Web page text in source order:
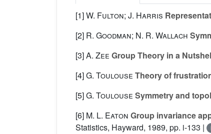
[1]W. Fulton; J. Harris
[2] R. Goodman; N. R. Wallach
[3]A. Zee Group Theory in a
[4]G. Toulouse Theory of
[5]G. Toulouse Symmetry and
[6] M. L. Eaton Group invariance
Statistics, Hayward, 1989, pp. i-133 |